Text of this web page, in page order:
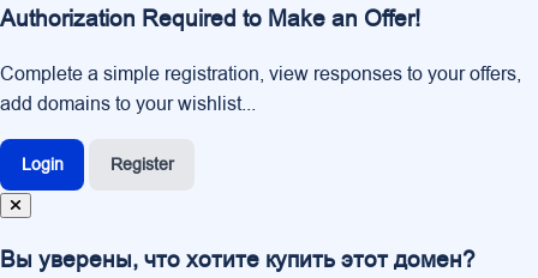
Authorization Required to Make an Offer!
Complete a simple registration, view responses to your offers,
add domains to your wishlist...
Login Register
Вы уверены, что хотите купить этот домен?